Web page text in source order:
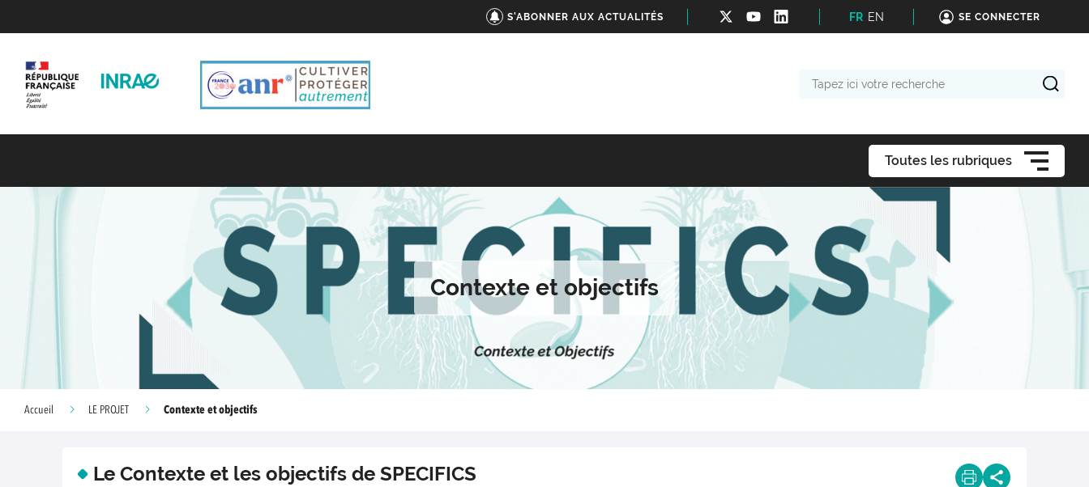
S'ABONNER AUX ACTUALITÉS FR EN SE CONNECTER
Toutes les rubriques
Contexte et objectifs
Accueil LE PROJET Contexte et objectifs
Le Contexte et les objectifs de SPECIFICS